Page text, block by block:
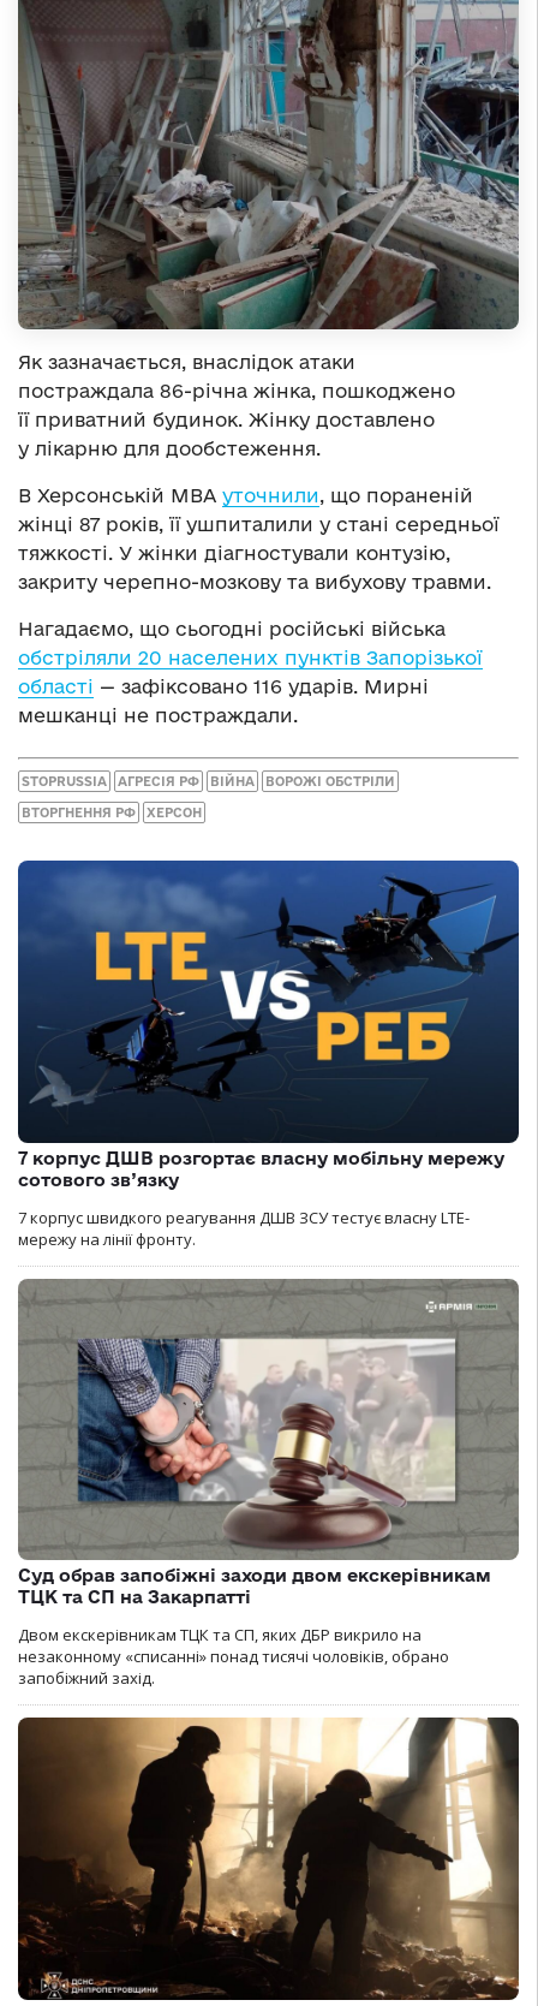
Як зазначається, внаслідок атаки
постраждала 86-річна жінка, пошкоджено
її приватний будинок. Жінку доставлено
у лікарню для дообстеження.
В Херсонській МВА уточнили
, що пораненій
жінці 87 років, її ушпиталили у стані середньої
тяжкості. У жінки діагностували контузію,
закриту черепно-мозкову та вибухову травми.
Нагадаємо, що сьогодні російські війська
обстріляли 20 населених пунктів Запорізької
області — зафіксовано 116 ударів. Мирні
мешканці не постраждали.
STOPRUSSIA АГРЕСІЯ РФ ВІЙНА ВОРОЖІ ОБСТРІЛИ
ВТОРГНЕННЯ РФ ХЕРСОН
7 корпус ДШВ розгортає власну мобільну мережу
сотового зв’язку
7 корпус швидкого реагування ДШВ ЗСУ тестує власну LTE-
мережу на лінії фронту.
Суд обрав запобіжні заходи двом екскерівникам
ТЦК та СП на Закарпатті
Двом екскерівникам ТЦК та СП, яких ДБР викрило на
незаконному «списанні» понад тисячі чоловіків, обрано
запобіжний захід.